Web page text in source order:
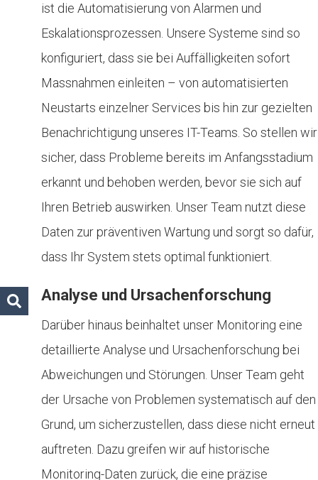
ist die Automatisierung von Alarmen und
Eskalationsprozessen. Unsere Systeme sind so
konfiguriert, dass sie bei Auffälligkeiten sofort
Massnahmen einleiten – von automatisierten
Neustarts einzelner Services bis hin zur gezielten
Benachrichtigung unseres IT-Teams. So stellen wir
sicher, dass Probleme bereits im Anfangsstadium
erkannt und behoben werden, bevor sie sich auf
Ihren Betrieb auswirken. Unser Team nutzt diese
Daten zur präventiven Wartung und sorgt so dafür,
dass Ihr System stets optimal funktioniert.
Analyse und Ursachenforschung
Darüber hinaus beinhaltet unser Monitoring eine
detaillierte Analyse und Ursachenforschung bei
Abweichungen und Störungen. Unser Team geht
der Ursache von Problemen systematisch auf den
Grund, um sicherzustellen, dass diese nicht erneut
auftreten. Dazu greifen wir auf historische
Monitoring-Daten zurück, die eine präzise